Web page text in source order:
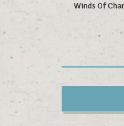
Winds Of